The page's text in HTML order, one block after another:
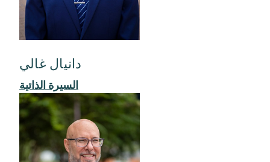
دانيال غالي
السيرة الذاتية